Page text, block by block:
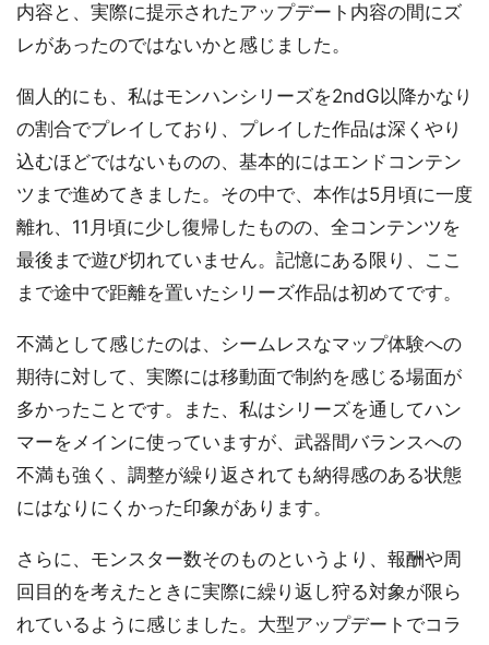
内容と、実際に提示されたアップデート内容の間にズ
レがあったのではないかと感じました。
個人的にも、私はモンハンシリーズを2ndG以降かなり
の割合でプレイしており、プレイした作品は深くやり
込むほどではないものの、基本的にはエンドコンテン
ツまで進めてきました。その中で、本作は5月頃に一度
離れ、11月頃に少し復帰したものの、全コンテンツを
最後まで遊び切れていません。記憶にある限り、ここ
まで途中で距離を置いたシリーズ作品は初めてです。
不満として感じたのは、シームレスなマップ体験への
期待に対して、実際には移動面で制約を感じる場面が
多かったことです。また、私はシリーズを通してハン
マーをメインに使っていますが、武器間バランスへの
不満も強く、調整が繰り返されても納得感のある状態
にはなりにくかった印象があります。
さらに、モンスター数そのものというより、報酬や周
回目的を考えたときに実際に繰り返し狩る対象が限ら
れているように感じました。大型アップデートでコラ